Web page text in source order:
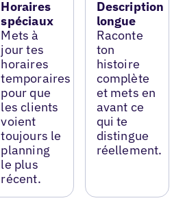
Horaires
spéciaux
Mets à
jour tes
horaires
temporaires
pour que
les clients
voient
toujours le
planning
le plus
récent.
Description
longue
Raconte
ton
histoire
complète
et mets en
avant ce
qui te
distingue
réellement.